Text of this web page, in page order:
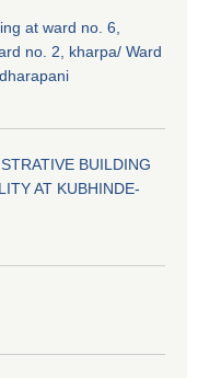
at ward no. 6,
no. 2, kharpa/ Ward
BUILDING
AT KUBHINDE-